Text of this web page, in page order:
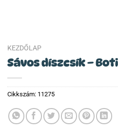
KEZDŐLAP
Sávos díszcsík –
Cikkszám: 11275